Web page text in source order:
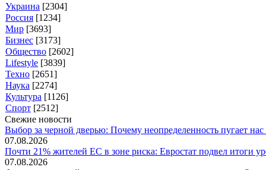
Украина [2304]
Россия [1234]
Мир [3693]
Бизнес [3173]
Общество [2602]
Lifestyle [3839]
Техно [2651]
Наука [2274]
Культура [1126]
Спорт [2512]
Свежие новости
Выбор за черной дверью: Почему неопределенность пугает нас
07.08.2026
Почти 21% жителей ЕС в зоне риска: Евростат подвел итоги
07.08.2026